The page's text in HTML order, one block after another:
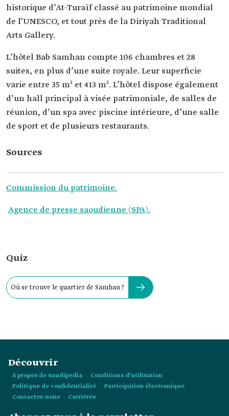
historique d’At-Turaïf classé au patrimoine mondial
de l’UNESCO, et tout près de la Diriyah Traditional
Arts Gallery.
L’hôtel Bab Samhan compte 106 chambres et 28
suites, en plus d’une suite royale. Leur superficie
varie entre 35 m² et 413 m². L’hôtel dispose également
d’un hall principal à visée patrimoniale, de salles de
réunion, d’un spa avec piscine intérieure, d’une salle
de sport et de plusieurs restaurants.
Sources
Commission du patrimoine.
Agence de presse saoudienne (SPA).
Quiz
Où se trouve le quartier de Samhan ?
Découvrir
À propos de Saudipedia
Conditions d’utilisation
Politique de confidentialité
Participation électronique
Contactez-nous
Carrières